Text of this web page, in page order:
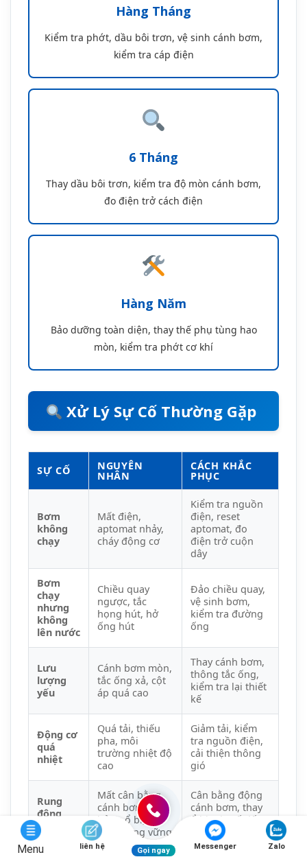
đo điện trở cách điện
Hàng Năm
mòn, kiểm tra phớt cơ khí
Xử Lý Sự Cố Thường Gặp
Bơm
Mất điện,
aptomat nhảy,
cháy động cơ
điện, reset
aptomat, đo
điện trở cuộn
Bơm
chạy
nhưng
không
ngược, tắc
họng hút, hở
vệ sinh bơm,
kiểm tra đường
Lưu
lượng
Cánh bơm mòn,
tắc ống xả, cột
Thay cánh bơm,
thông tắc ống,
kiểm tra lại thiết
kế
Động cơ
nhiệt
Quá tải, thiếu
Giảm tải, kiểm
tra nguồn điện,
Rung
động
mạnh
Mất cân bằng
cánh bơm,
hỏng ổ bi, lắp
Cân bằng động
cánh bơm, thay
ổ bi, gia cố đế
Tiếng ồn
lớn
Ổ bi hỏng,
cavitation, vật lạ
trong bơm
Thay ổ bi, tăng
mực nước, vệ
sinh bơm
Rò điện
Hỏng cách điện
cáp, nước vào
động cơ
Thay cáp điện,
kiểm tra phớt,
sấy khô động cơ
Chế Độ Bảo Hành & Phân
Biệt Hàng Chính Hãng
Menu liên hệ Gọi ngay Messenger Zalo